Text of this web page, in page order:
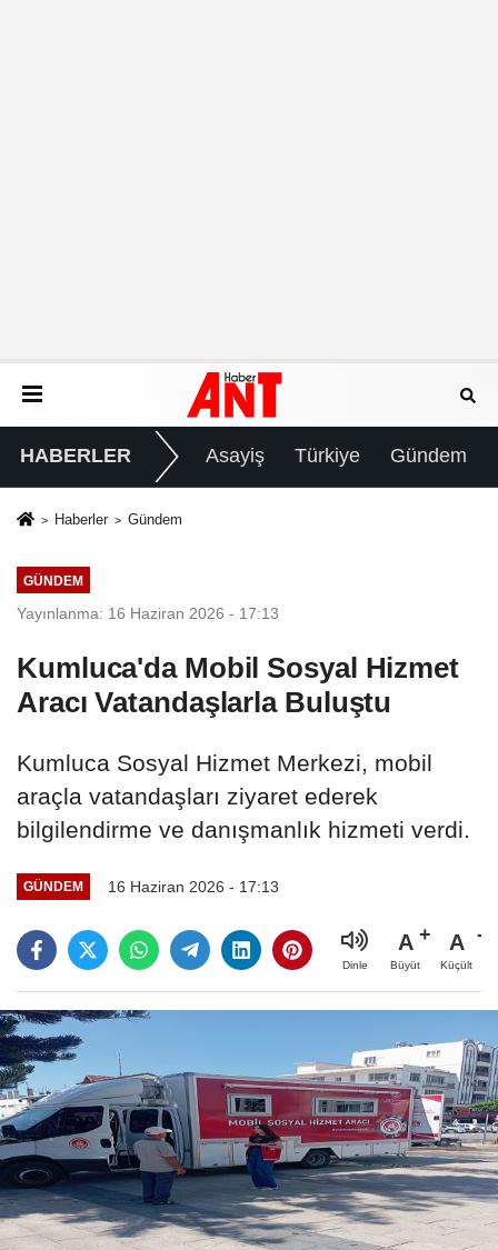
HABERLER Asayiş Türkiye Gündem
Haberler Gündem
GÜNDEM
Yayınlanma: 16 Haziran 2026 - 17:13
Kumluca'da Mobil Sosyal Hizmet
Aracı Vatandaşlarla Buluştu
Kumluca Sosyal Hizmet Merkezi, mobil
araçla vatandaşları ziyaret ederek
bilgilendirme ve danışmanlık hizmeti verdi.
GÜNDEM 16 Haziran 2026 - 17:13
Dinle
A
Büyüt
A
Küçült